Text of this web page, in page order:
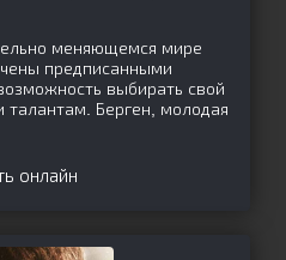
меняющемся мире
предписанными
выбирать свой
талантам. Берген, молодая
онлайн